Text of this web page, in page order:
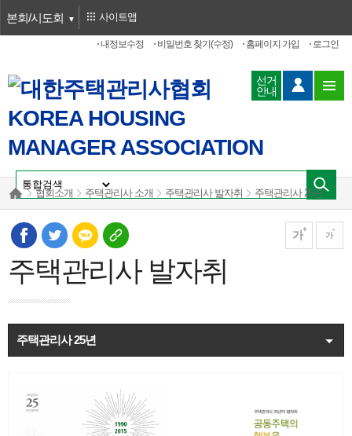
본회/시도회
로그인
홈페이지 가입
비밀번호 찾기(수정)
내정보수정
사이트맵
선거
안내
협회소개 주택관리사 소개 주택관리사 발자취 주택관리사 25년
가 가
주택관리사 발자취
주택관리사 25년